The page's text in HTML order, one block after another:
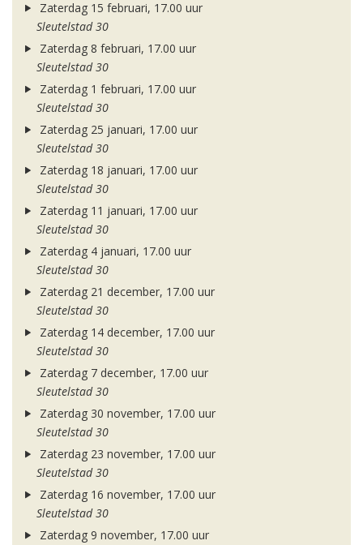
Zaterdag 15 februari, 17.00 uur
Sleutelstad 30
Zaterdag 8 februari, 17.00 uur
Sleutelstad 30
Zaterdag 1 februari, 17.00 uur
Sleutelstad 30
Zaterdag 25 januari, 17.00 uur
Sleutelstad 30
Zaterdag 18 januari, 17.00 uur
Sleutelstad 30
Zaterdag 11 januari, 17.00 uur
Sleutelstad 30
Zaterdag 4 januari, 17.00 uur
Sleutelstad 30
Zaterdag 21 december, 17.00 uur
Sleutelstad 30
Zaterdag 14 december, 17.00 uur
Sleutelstad 30
Zaterdag 7 december, 17.00 uur
Sleutelstad 30
Zaterdag 30 november, 17.00 uur
Sleutelstad 30
Zaterdag 23 november, 17.00 uur
Sleutelstad 30
Zaterdag 16 november, 17.00 uur
Sleutelstad 30
Zaterdag 9 november, 17.00 uur